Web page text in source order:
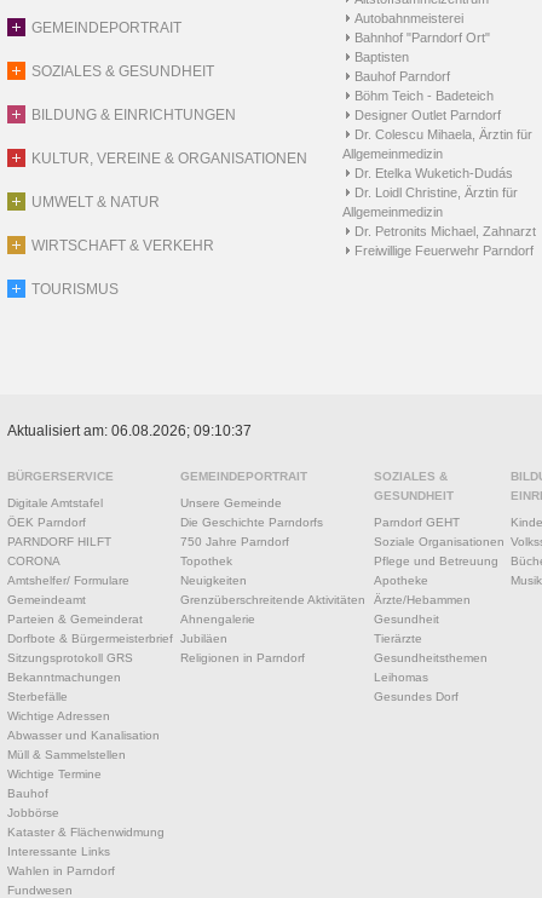
GEMEINDEPORTRAIT
SOZIALES & GESUNDHEIT
BILDUNG & EINRICHTUNGEN
KULTUR, VEREINE & ORGANISATIONEN
UMWELT & NATUR
WIRTSCHAFT & VERKEHR
TOURISMUS
Autobahnmeisterei
Bahnhof "Parndorf Ort"
Baptisten
Bauhof Parndorf
Böhm Teich - Badeteich
Designer Outlet Parndorf
Dr. Colescu Mihaela, Ärztin für
Allgemeinmedizin
Dr. Etelka Wuketich-Dudás
Dr. Loidl Christine, Ärztin für
Allgemeinmedizin
Dr. Petronits Michael, Zahnarzt
Freiwillige Feuerwehr Parndorf
Aktualisiert am: 06.08.2026; 09:10:37
BÜRGERSERVICE
Digitale Amtstafel
ÖEK Parndorf
PARNDORF HILFT
CORONA
Amtshelfer/ Formulare
Gemeindeamt
Parteien & Gemeinderat
Dorfbote & Bürgermeisterbrief
Sitzungsprotokoll GRS
Bekanntmachungen
Sterbefälle
Wichtige Adressen
Abwasser und Kanalisation
Müll & Sammelstellen
Wichtige Termine
Bauhof
Jobbörse
Kataster & Flächenwidmung
Interessante Links
Wahlen in Parndorf
Fundwesen
GEMEINDEPORTRAIT
Unsere Gemeinde
Die Geschichte Parndorfs
750 Jahre Parndorf
Topothek
Neuigkeiten
Grenzüberschreitende Aktivitäten
Ahnengalerie
Jubiläen
Religionen in Parndorf
SOZIALES &
GESUNDHEIT
Parndorf GEHT
Soziale Organisationen
Pflege und Betreuung
Apotheke
Ärzte/Hebammen
Gesundheit
Tierärzte
Gesundheitsthemen
Leihomas
Gesundes Dorf